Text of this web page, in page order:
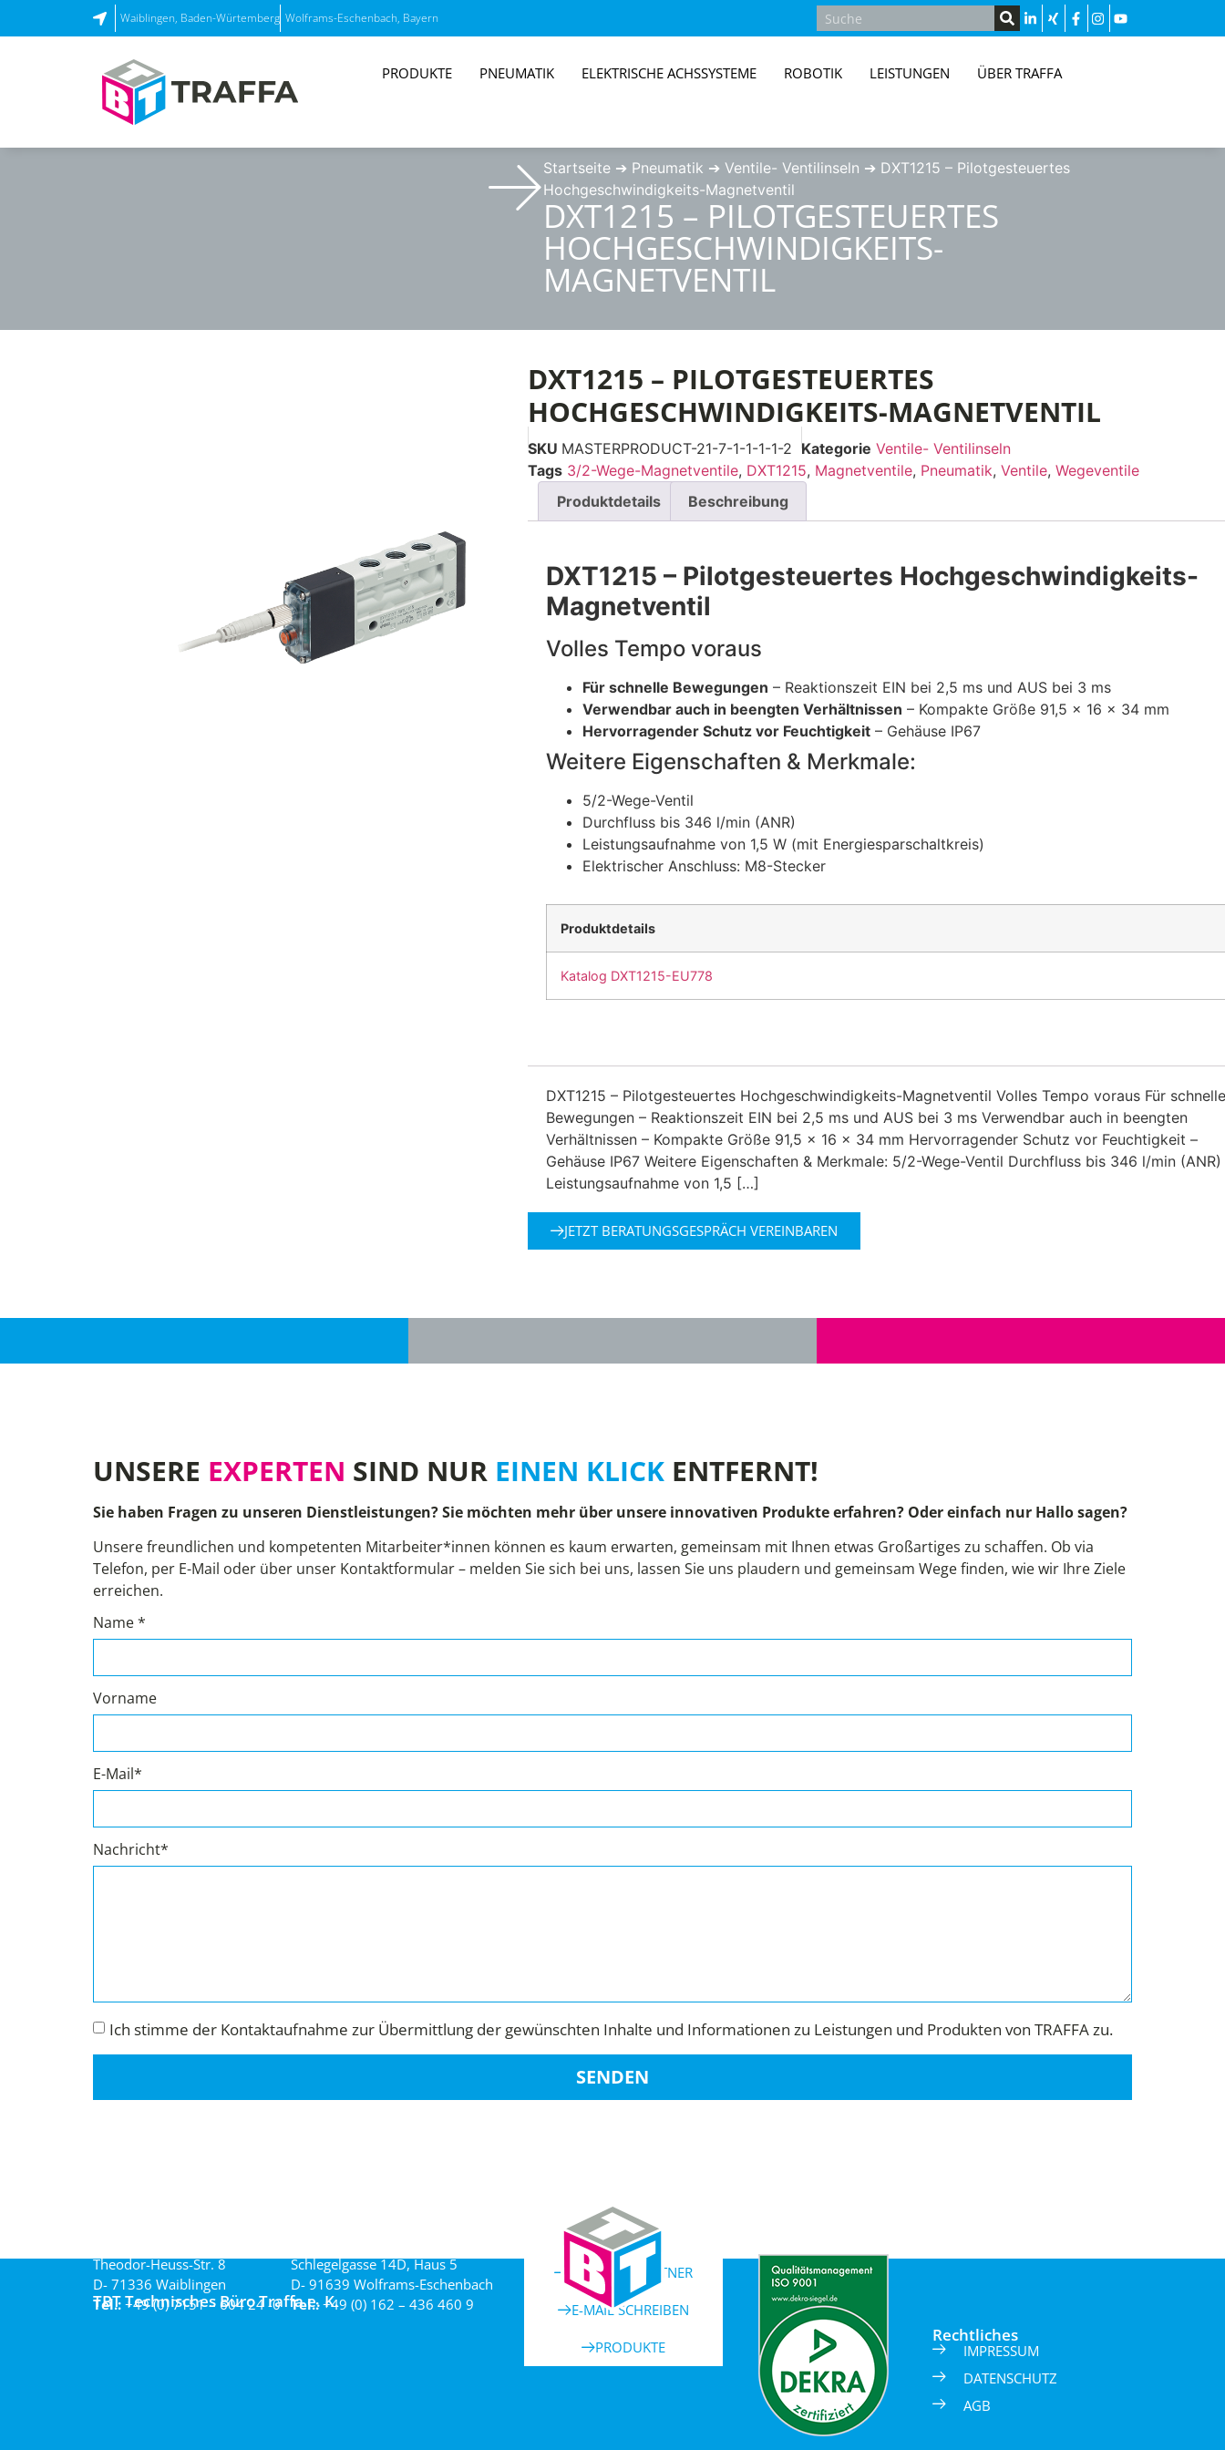
Waiblingen, Baden-Würtemberg Wolframs-Eschenbach, Bayern
PRODUKTE PNEUMATIK ELEKTRISCHE ACHSSYSTEME ROBOTIK LEISTUNGEN ÜBER TRAFFA
Startseite➔ Pneumatik ➔ Ventile- Ventilinseln ➔ DXT1215 – Pilotgesteuertes
Hochgeschwindigkeits-Magnetventil
DXT1215 – PILOTGESTEUERTES
HOCHGESCHWINDIGKEITS-
MAGNETVENTIL
DXT1215 – PILOTGESTEUERTES
HOCHGESCHWINDIGKEITS-MAGNETVENTIL
SKU MASTERPRODUCT-21-7-1-1-1-1-2 Kategorie Ventile- Ventilinseln
Tags 3/2-Wege-Magnetventile, DXT1215, Magnetventile, Pneumatik,Ventile,Wegeventile
Produktdetails
Beschreibung
DXT1215 – Pilotgesteuertes Hochgeschwindigkeits-
Magnetventil
Volles Tempo voraus
Für schnelle Bewegungen – Reaktionszeit EIN bei 2,5 ms und AUS bei 3 ms
Verwendbar auch in beengten Verhältnissen – Kompakte Größe 91,5 x 16 x 34 mm
Hervorragender Schutz vor Feuchtigkeit – Gehäuse IP67
Weitere Eigenschaften & Merkmale:
5/2-Wege-Ventil
Durchfluss bis 346 l/min (ANR)
Leistungsaufnahme von 1,5 W (mit Energiesparschaltkreis)
Elektrischer Anschluss: M8-Stecker
Produktdetails
Katalog DXT1215-EU778
DXT1215 – Pilotgesteuertes Hochgeschwindigkeits-Magnetventil Volles Tempo voraus Für
Bewegungen – Reaktionszeit EIN bei 2,5 ms und AUS bei 3 ms Verwendbar auch in beengten
Verhältnissen – Kompakte Größe 91,5 x 16 x 34 mm Hervorragender Schutz vor Feuchtigkeit –
Gehäuse IP67 Weitere Eigenschaften & Merkmale: 5/2-Wege-Ventil Durchfluss bis 346 l/min (ANR)
Leistungsaufnahme von 1,5 […]
JETZT BERATUNGSGESPRÄCH VEREINBAREN
UNSERE EXPERTEN SIND NUR EINEN KLICK ENTFERNT!
Sie haben Fragen zu unseren Dienstleistungen? Sie möchten mehr über unsere innovativen Produkte erfahren? Oder einfach nur Hallo sagen?
Unsere freundlichen und kompetenten Mitarbeiter*innen können es kaum erwarten, gemeinsam mit Ihnen etwas Großartiges zu schaffen. Ob via
Telefon, per E-Mail oder über unser Kontaktformular – melden Sie sich bei uns, lassen Sie uns plaudern und gemeinsam Wege finden, wie wir Ihre Ziele
erreichen.
Name *
Vorname
E-Mail*
Nachricht*
Ich stimme der Kontaktaufnahme zur Übermittlung der gewünschten Inhalte und Informationen zu Leistungen und Produkten von TRAFFA zu.
SENDEN
TBT Technisches Büro Traffa e. K.
Theodor-Heuss-Str. 8
D- 71336 Waiblingen
Tel.: +49 (0) 7151 – 604 24 -0
Schlegelgasse 14D, Haus 5
D- 91639 Wolframs-Eschenbach
Tel.:+49 (0) 162 – 436 460 9
ANSPRECHPARTNER
E-MAIL SCHREIBEN
PRODUKTE
Rechtliches
IMPRESSUM
DATENSCHUTZ
AGB